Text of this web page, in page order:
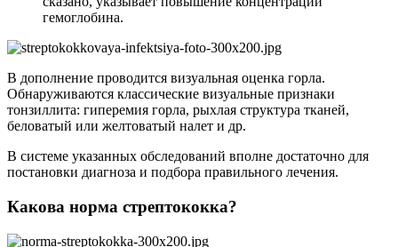
гемоглобина.
В дополнение проводится визуальная оценка горла.
Обнаруживаются классические визуальные признаки
тонзиллита: гиперемия горла, рыхлая структура тканей,
беловатый или желтоватый налет и др.
В системе указанных обследований вполне достаточно для
постановки диагноза и подбора правильного лечения.
Какова норма стрептококка?